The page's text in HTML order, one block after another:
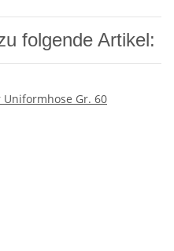
folgende Artikel: